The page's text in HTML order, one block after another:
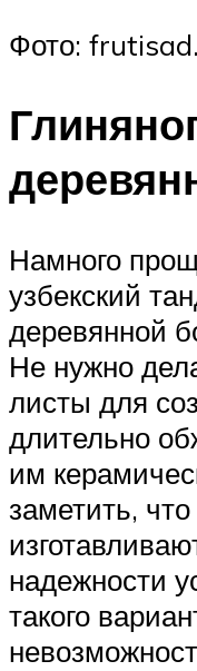
Фото:
Намного
узбекский
деревянной
Не нужно
листы для
длительно
им
заметить,
надежности
такого